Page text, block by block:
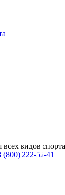
видов спорта
(800) 222-52-41